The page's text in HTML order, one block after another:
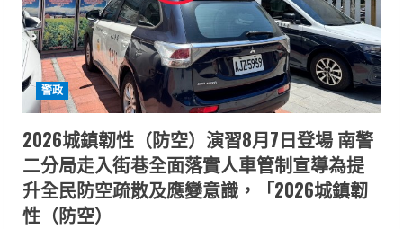
a
d
i
n
g
警政
2026城鎮韌性（防空）演習8月7日登場 南警
二分局走入街巷全面落實人車管制宣導為提
升全民防空疏散及應變意識，「2026城鎮韌
性（防空）